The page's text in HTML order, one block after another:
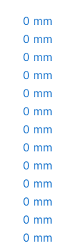
0 mm
0 mm
0 mm
0 mm
0 mm
0 mm
0 mm
0 mm
0 mm
0 mm
0 mm
0 mm
0 mm